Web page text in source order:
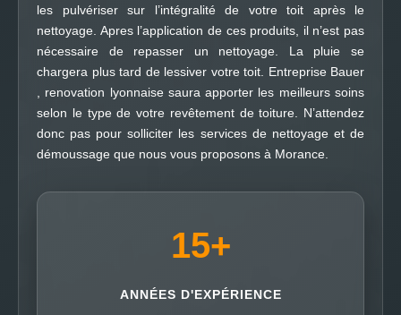
les pulvériser sur l’intégralité de votre toit après le
nettoyage. Apres l’application de ces produits, il n’est pas
nécessaire de repasser un nettoyage. La pluie se
chargera plus tard de lessiver votre toit. Entreprise Bauer
, renovation lyonnaise saura apporter les meilleurs soins
selon le type de votre revêtement de toiture. N’attendez
donc pas pour solliciter les services de nettoyage et de
démoussage que nous vous proposons à Morance.
15+
ANNÉES D'EXPÉRIENCE